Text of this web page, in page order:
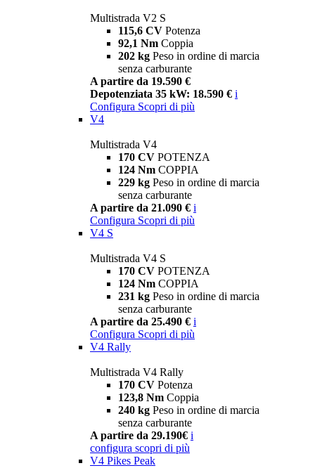
Multistrada V2 S
115,6 CV Potenza
92,1 Nm Coppia
202 kg Peso in ordine di marcia
senza carburante
A partire da 19.590 €
Depotenziata 35 kW: 18.590 € i
Configura Scopri di più
V4
Multistrada V4
170 CV POTENZA
124 Nm COPPIA
229 kg Peso in ordine di marcia
senza carburante
A partire da 21.090 € i
Configura Scopri di più
V4 S
Multistrada V4 S
170 CV POTENZA
124 Nm COPPIA
231 kg Peso in ordine di marcia
senza carburante
A partire da 25.490 € i
Configura Scopri di più
V4 Rally
Multistrada V4 Rally
170 CV Potenza
123,8 Nm Coppia
240 kg Peso in ordine di marcia
senza carburante
A partire da 29.190€ i
configura scopri di più
V4 Pikes Peak